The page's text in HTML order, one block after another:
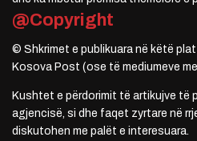
@Copyright
© Shkrimet e publikuara në këtë
Kosova Post (ose të mediumeve
Kushtet e përdorimit të artikujve të
agjencisë, si dhe faqet zyrtare në
diskutohen me palët e interesuara.